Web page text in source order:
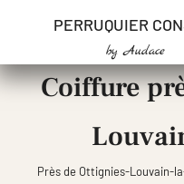
PERRUQUIER
by Audace
Coiffure
Près de Ottignies-Louvain-